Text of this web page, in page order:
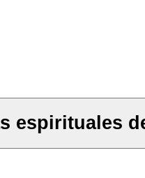
espirituales